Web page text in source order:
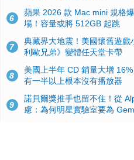
6
蘋果 2026 款 Mac mini 規格
場！容量或將 512GB 起跳
7
典藏界大地震！美國懷舊遊
利歐兄弟》變體任天堂卡帶
8
美國上半年 CD 銷量大增
有一半以上根本沒有播放器
9
諾貝爾獎推手也留不住！從
慮：為何明星實驗室要為